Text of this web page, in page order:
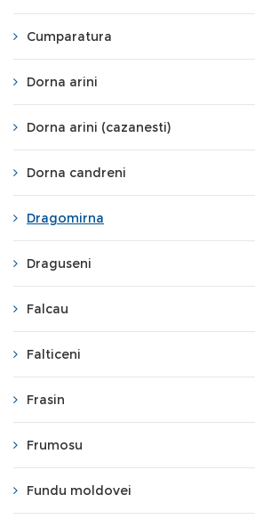
Cumparatura
Dorna arini
Dorna arini (cazanesti)
Dorna candreni
Dragomirna
Draguseni
Falcau
Falticeni
Frasin
Frumosu
Fundu moldovei